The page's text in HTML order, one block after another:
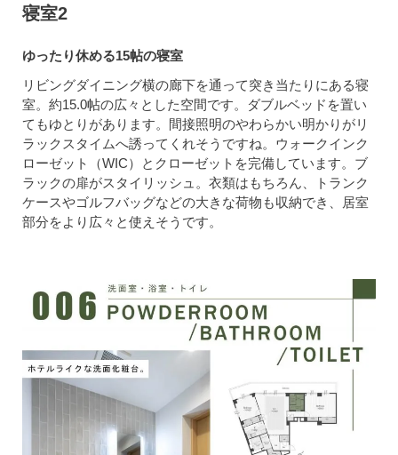
寝室2
ゆったり休める15帖の寝室
リビングダイニング横の廊下を通って突き当たりにある寝
室。約15.0帖の広々とした空間です。ダブルベッドを置い
てもゆとりがあります。間接照明のやわらかい明かりがリ
ラックスタイムへ誘ってくれそうですね。ウォークインク
ローゼット（WIC）とクローゼットを完備しています。ブ
ラックの扉がスタイリッシュ。衣類はもちろん、トランク
ケースやゴルフバッグなどの大きな荷物も収納でき、居室
部分をより広々と使えそうです。